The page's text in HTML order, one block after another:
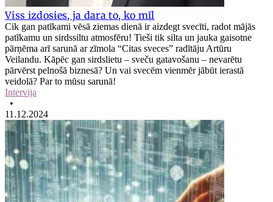
Viss izdosies, ja dara to, ko mīl
Cik gan patīkami vēsā ziemas dienā ir aizdegt svecīti, radot mājās
patīkamu un sirdssiltu atmosfēru! Tieši tik silta un jauka gaisotne
pārņēma arī sarunā ar zīmola “Citas sveces” radītāju Artūru
Veilandu. Kāpēc gan sirdslietu – sveču gatavošanu – nevarētu
pārvērst pelnošā biznesā? Un vai svecēm vienmēr jābūt ierastā
veidolā? Par to mūsu sarunā!
Intervija
•
11.12.2024